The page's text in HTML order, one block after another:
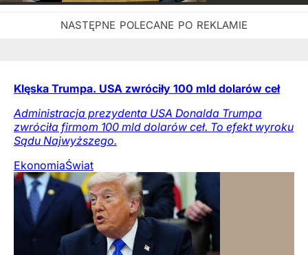
Klęska Trumpa. USA zwróciły 100 mld dolarów ceł
Administracja prezydenta USA Donalda Trumpa
zwróciła firmom 100 mld dolarów ceł. To efekt wyroku
Sądu Najwyższego.
EkonomiaŚwiat